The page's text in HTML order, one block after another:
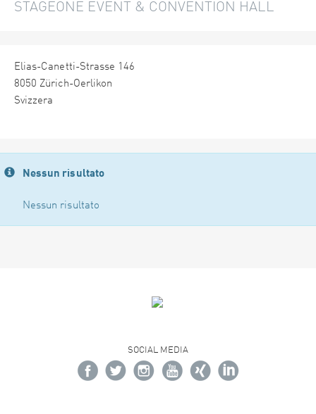
STAGEONE EVENT & CONVENTION HALL
Elias-Canetti-Strasse 146
8050 Zürich-Oerlikon
Svizzera
Nessun risultato
Nessun risultato
SOCIAL MEDIA